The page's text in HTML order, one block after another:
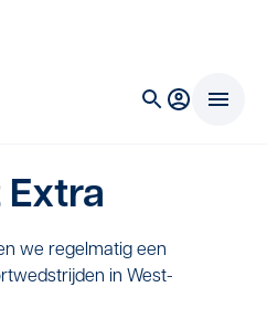
we regelmatig een
in West-